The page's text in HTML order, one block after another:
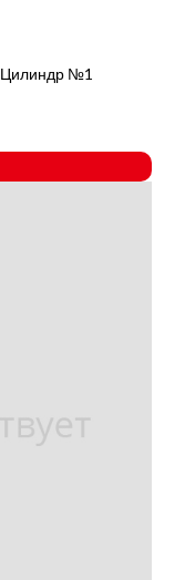
Цилиндр №1